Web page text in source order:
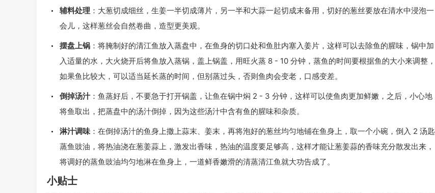
辅料处理 ：大葱切成细丝，生姜一半切成薄片，另一半和大蒜一起切成末备用，切好的葱丝要放在清水中浸泡一
会儿，这样葱丝会自然卷曲，造型更美观。
摆盘上锅 ：将腌制好的清江鱼放入蒸盘中，在鱼身的切口处和鱼肚内塞入姜片，这样可以去除鱼的腥味，锅中加
入适量的水，大火烧开后将鱼放入蒸锅，盖上锅盖，用旺火蒸 8 - 10 分钟，蒸鱼的时间要根据鱼的大小来调整，
如果鱼比较大，可以适当延长蒸的时间，但别蒸过头，否则鱼肉会变老，口感变差。
倒掉汤汁：鱼蒸好后，不要急于打开锅盖，让鱼在锅中焖 2 - 3 分钟，这样可以使鱼肉更加鲜嫩，之后，小心地
将鱼取出，把蒸盘中的汤汁倒掉，因为这些汤汁中含有鱼的腥味和杂质。
淋汁调味：在倒掉汤汁的鱼身上撒上蒜末、姜末，再将泡好的葱丝均匀地铺在鱼身上，取一个小碗，倒入 2 汤匙
蒸鱼豉油，将热油浇在葱姜蒜上，激发出香味，热油的温度要足够高，这样才能让葱姜蒜的香味充分散发出来，
将调好的蒸鱼豉油均匀地淋在鱼身上，一道鲜香嫩滑的清蒸清江鱼就大功告成了。
小贴士